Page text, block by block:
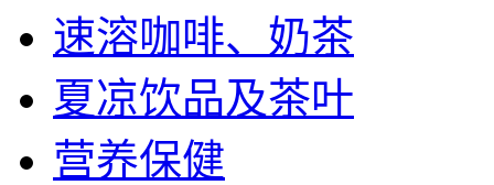
速溶咖啡、奶茶
夏凉饮品及茶叶
营养保健